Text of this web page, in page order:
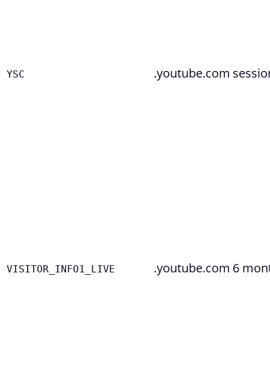
YSC .youtube.com
VISITOR_INFO1_LIVE .youtube.com 6